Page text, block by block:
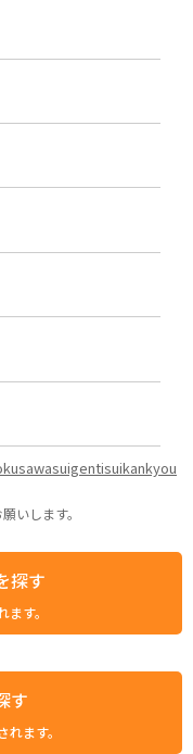
いします。
探す
す。
す
ます。